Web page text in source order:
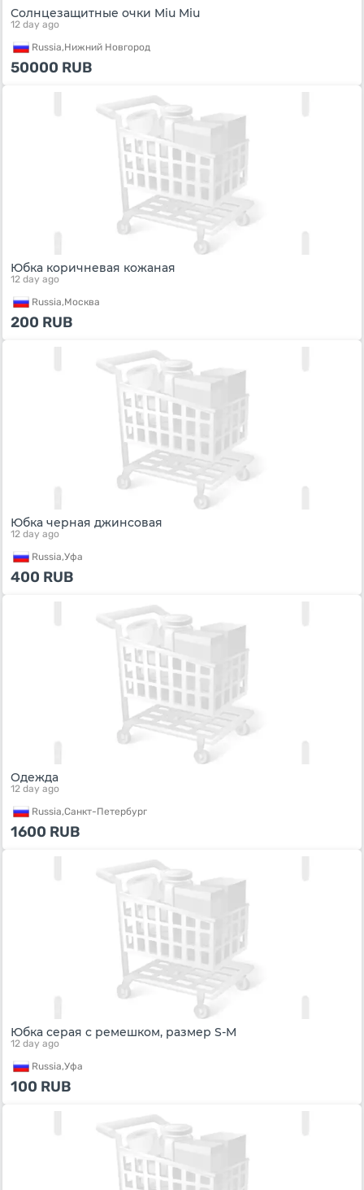
Солнцезащитные очки Miu Miu
12 day ago
Russia,Нижний Новгород
50000 RUB
Юбка коричневая кожаная
12 day ago
Russia,Москва
200 RUB
Юбка черная джинсовая
12 day ago
Russia,Уфа
400 RUB
Одежда
12 day ago
Russia,Санкт-Петербург
1600 RUB
Юбка серая с ремешком, размер S-M
12 day ago
Russia,Уфа
100 RUB